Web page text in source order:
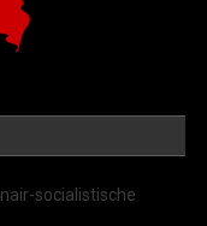
socialistische